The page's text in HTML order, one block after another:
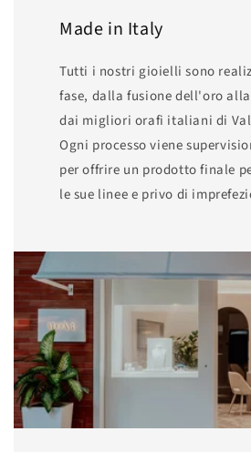
Made in Italy
Tutti i nostri gioielli sono
fase, dalla fusione dell'oro
dai migliori orafi italiani di
Ogni processo viene
per offrire un prodotto finale
le sue linee e privo di